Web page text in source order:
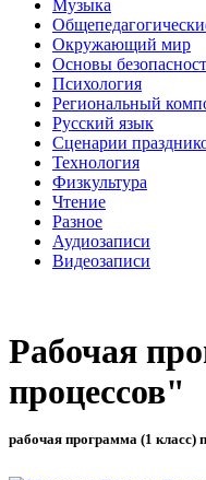
Музыка
Окружающий мир
Основы
Психология
Региональный
Русский язык
Сценарии
Технология
Физкультура
Чтение
Разное
Аудиозаписи
Видеозаписи
Рабочая
процессов"
рабочая программа (1 класс)